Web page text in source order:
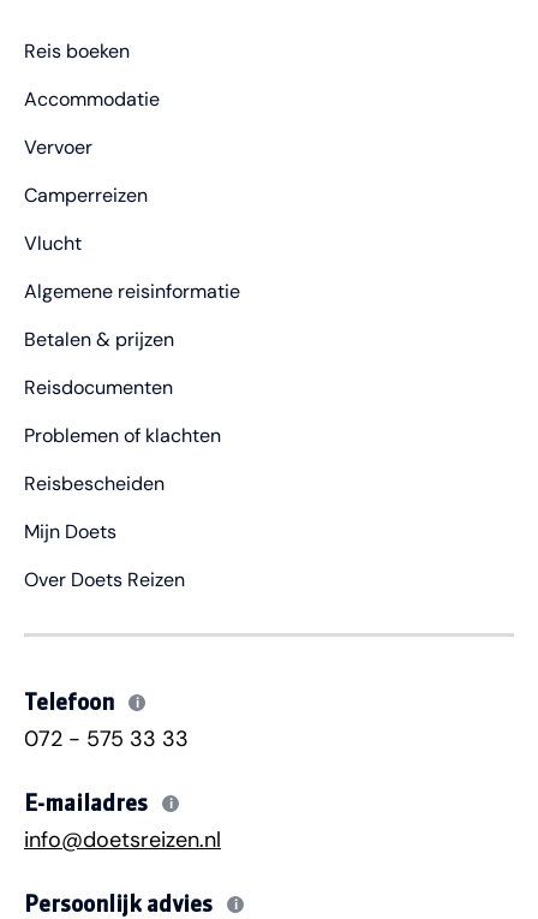
Reis boeken
Accommodatie
Vervoer
Camperreizen
Vlucht
Algemene reisinformatie
Betalen & prijzen
Reisdocumenten
Problemen of klachten
Reisbescheiden
Mijn Doets
Over Doets Reizen
Telefoon i
072 - 575 33 33
E-mailadres i
info@doetsreizen.nl
Persoonlijk advies i